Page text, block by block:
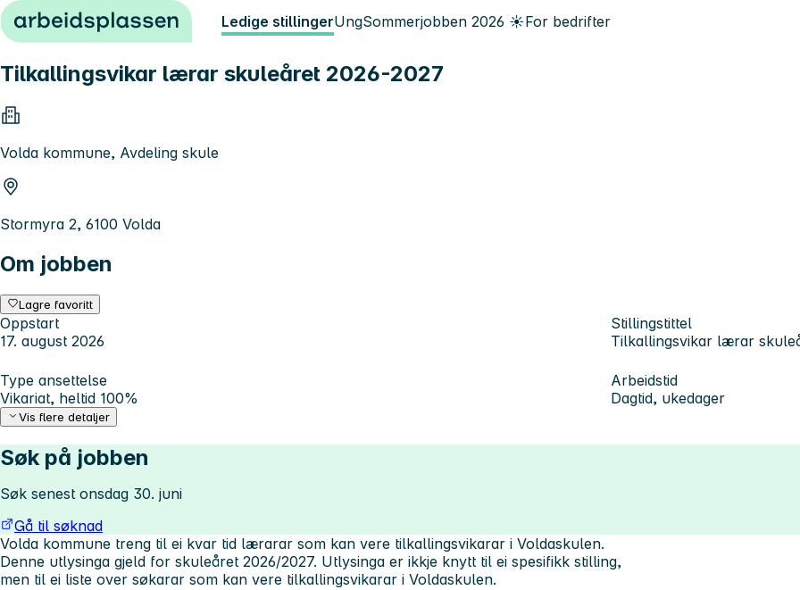
Hopp til innhold Ledige stillingerUngSommerjobben 2026 ☀️For bedrifter
Tilkallingsvikar lærar skuleåret 2026-2027
Volda kommune, Avdeling skule
Stormyra 2, 6100 Volda
Om jobben
Lagre favoritt
Oppstart
17. august 2026
Stillingstittel
Tilkallingsvikar lærar
Type ansettelse
Vikariat, heltid 100%
Arbeidstid
Dagtid, ukedager
Vis flere detaljer
Søk på jobben
Søk senest onsdag 30. juni
Gå til søknad
Volda kommune treng til ei kvar tid lærarar som kan vere tilkallingsvikarar i Voldaskulen.
Denne utlysinga gjeld for skuleåret 2026/2027. Utlysinga er ikkje knytt til ei spesifikk stilling,
men til ei liste over søkarar som kan vere tilkallingsvikarar i Voldaskulen.